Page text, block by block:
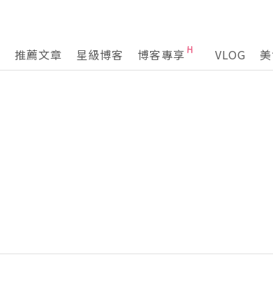
推薦文章 星級博客 博客專享 VLOG